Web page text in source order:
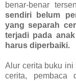
benar-benar
sendiri belum
yang separah
terjadi pada
harus diperbaiki.
Alur cerita buku ini
cerita, pembaca